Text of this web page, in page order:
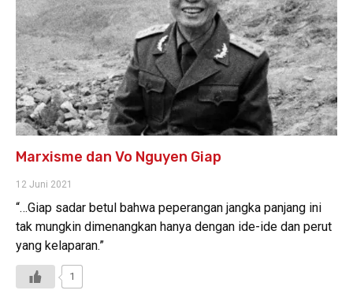
Marxisme dan Vo Nguyen Giap
12 Juni 2021
“…Giap sadar betul bahwa peperangan jangka panjang ini
tak mungkin dimenangkan hanya dengan ide-ide dan perut
yang kelaparan.”
1